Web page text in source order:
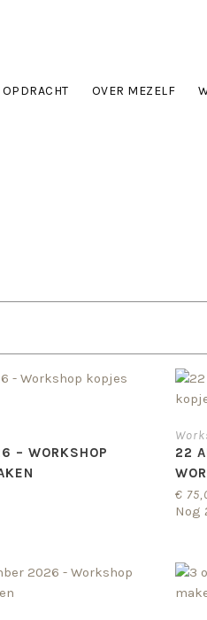
OVER MEZELF
– WORKSHOP
22
€
Nog